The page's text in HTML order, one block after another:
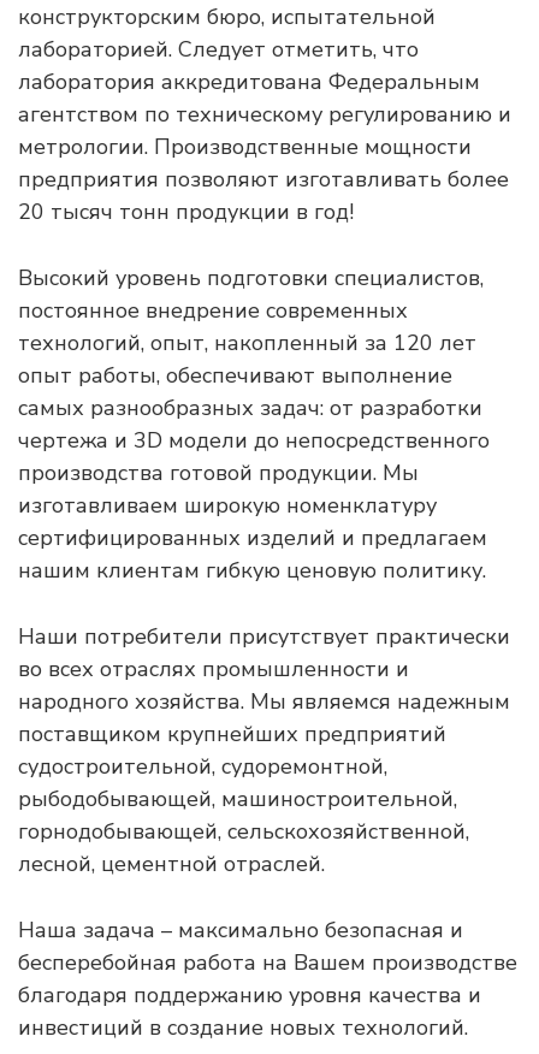
конструкторским бюро, испытательной
лабораторией. Следует отметить, что
лаборатория аккредитована Федеральным
агентством по техническому регулированию и
метрологии. Производственные мощности
предприятия позволяют изготавливать более
20 тысяч тонн продукции в год!
Высокий уровень подготовки специалистов,
постоянное внедрение современных
технологий, опыт, накопленный за 120 лет
опыт работы, обеспечивают выполнение
самых разнообразных задач: от разработки
чертежа и 3D модели до непосредственного
производства готовой продукции. Мы
изготавливаем широкую номенклатуру
сертифицированных изделий и предлагаем
нашим клиентам гибкую ценовую политику.
Наши потребители присутствует практически
во всех отраслях промышленности и
народного хозяйства. Мы являемся надежным
поставщиком крупнейших предприятий
судостроительной, судоремонтной,
рыбодобывающей, машиностроительной,
горнодобывающей, сельскохозяйственной,
лесной, цементной отраслей.
Наша задача – максимально безопасная и
бесперебойная работа на Вашем производстве
благодаря поддержанию уровня качества и
инвестиций в создание новых технологий.